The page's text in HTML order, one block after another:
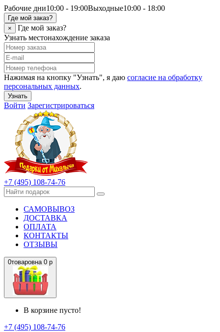
Рабочие дни10:00 - 19:00Выходные10:00 - 18:00
Где мой заказ?
×
Где мой заказ?
Узнать местонахождение заказа
Нажимая на кнопку "Узнать", я даю согласие на обработку
персональных данных.
Узнать
Войти Зарегистрироваться
+7 (495) 108-74-76
САМОВЫВОЗ
ДОСТАВКА
ОПЛАТА
КОНТАКТЫ
ОТЗЫВЫ
0товаровна 0 р
В корзине пусто!
+7 (495) 108-74-76